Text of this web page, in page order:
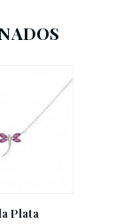
Plata